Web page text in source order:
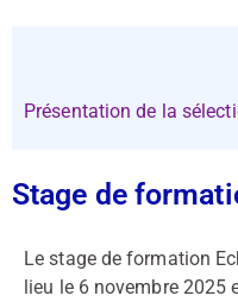
Présentation de la
Stage de
Le stage de formation
lieu le 6 novembre 2025